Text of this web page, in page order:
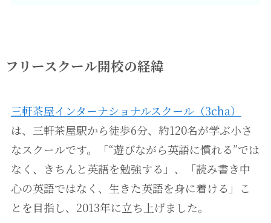
フリースクール開校の経緯
三軒茶屋インターナショナルスクール（3cha）
は、三軒茶屋駅から徒歩6分、約120名が学ぶ小さ
なスクールです。「“遊びながら英語に慣れる”では
なく、きちんと英語を勉強する」、「読み書き中
心の英語ではなく、生きた英語を身に着ける」こ
とを目指し、2013年に立ち上げました。